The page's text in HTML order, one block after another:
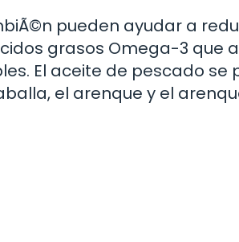
pueden ayudar a
grasos Omega-3 que
El aceite de pescado se
el arenque y el